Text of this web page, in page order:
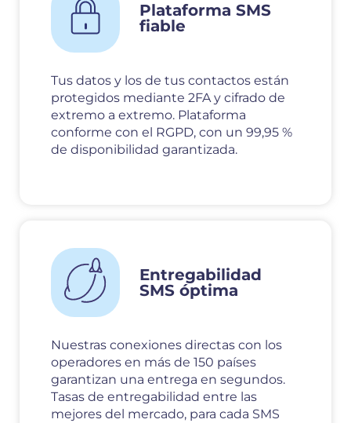
Plataforma SMS
fiable
Tus datos y los de tus contactos están
protegidos mediante 2FA y cifrado de
extremo a extremo. Plataforma
conforme con el RGPD, con un 99,95 %
de disponibilidad garantizada.
Entregabilidad
SMS óptima
Nuestras conexiones directas con los
operadores en más de 150 países
garantizan una entrega en segundos.
Tasas de entregabilidad entre las
mejores del mercado, para cada SMS